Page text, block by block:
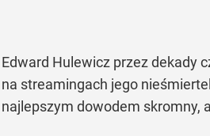
Edward Hulewicz przez dekady
na streamingach jego
najlepszym dowodem skromny,